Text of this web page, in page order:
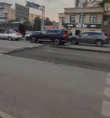
Балқаш
Жезқазған